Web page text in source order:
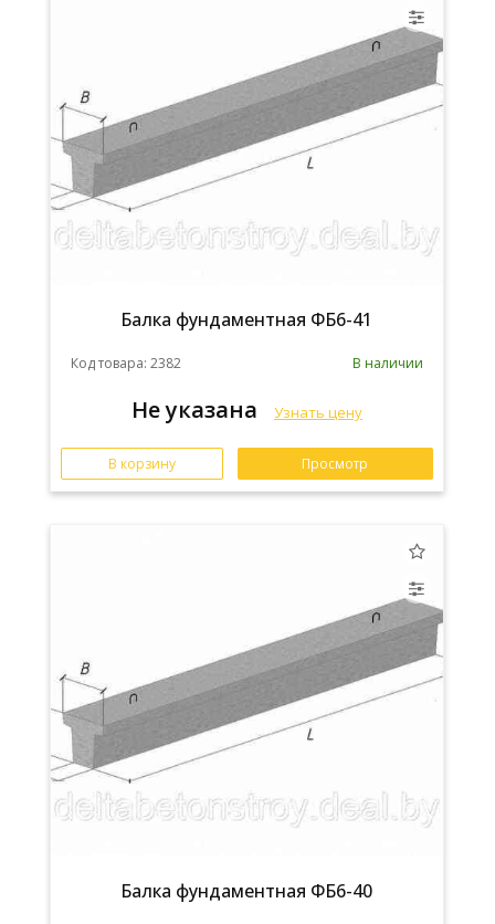
Балка фундаментная ФБ6-41
Код товара: 2382 В наличии
Не указана Узнать цену
В корзину Просмотр
Балка фундаментная ФБ6-40